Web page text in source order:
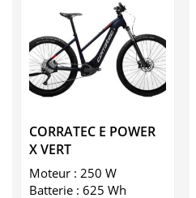
CORRATEC E POWER
X VERT
Moteur : 250 W
Batterie : 625 Wh